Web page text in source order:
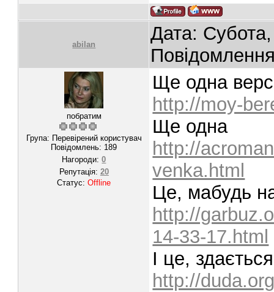
abilan
Дата:
побратим
Група: Перевірений користувач
Повідомлень: 189
Нагороди:0
Репутація: 20
Статус:Offline
Ще одна
http://moy-
Ще одна
http://
venka.html
Це, мабудь
http://
14-33-17.html
І це,
http://